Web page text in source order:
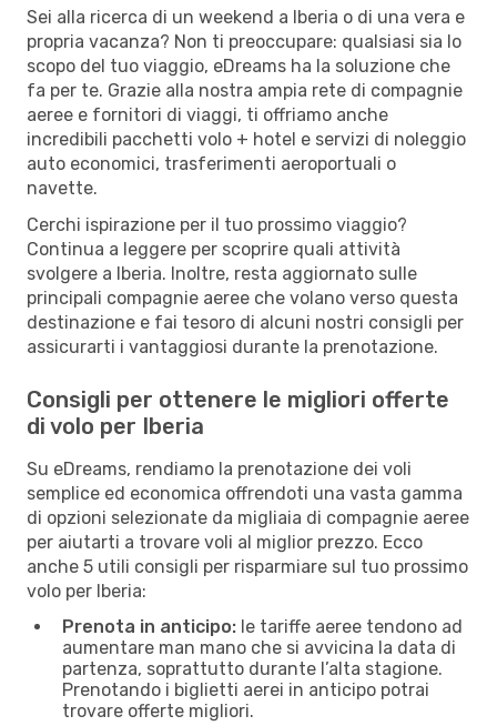
Sei alla ricerca di un weekend a Iberia o di una vera e
propria vacanza? Non ti preoccupare: qualsiasi sia lo
scopo del tuo viaggio, eDreams ha la soluzione che
fa per te. Grazie alla nostra ampia rete di compagnie
aeree e fornitori di viaggi, ti offriamo anche
incredibili pacchetti volo + hotel e servizi di noleggio
auto economici, trasferimenti aeroportuali o
navette.
Cerchi ispirazione per il tuo prossimo viaggio?
Continua a leggere per scoprire quali attività
svolgere a Iberia. Inoltre, resta aggiornato sulle
principali compagnie aeree che volano verso questa
destinazione e fai tesoro di alcuni nostri consigli per
assicurarti i vantaggiosi durante la prenotazione.
Consigli per ottenere le migliori offerte
di volo per Iberia
Su eDreams, rendiamo la prenotazione dei voli
semplice ed economica offrendoti una vasta gamma
di opzioni selezionate da migliaia di compagnie aeree
per aiutarti a trovare voli al miglior prezzo. Ecco
anche 5 utili consigli per risparmiare sul tuo prossimo
volo per Iberia:
Prenota in anticipo: le tariffe aeree tendono ad
aumentare man mano che si avvicina la data di
partenza, soprattutto durante l’alta stagione.
Prenotando i biglietti aerei in anticipo potrai
trovare offerte migliori.